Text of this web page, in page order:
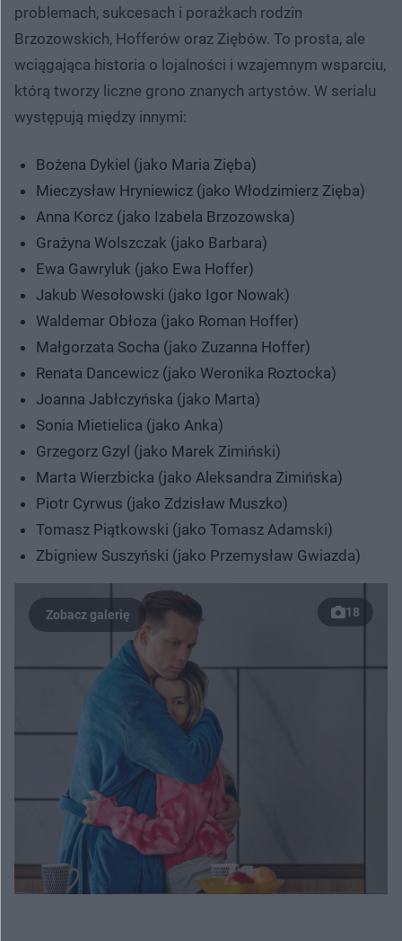
problemach, sukcesach i porażkach rodzin
Brzozowskich, Hofferów oraz Ziębów. To prosta, ale
wciągająca historia o lojalności i wzajemnym wsparciu,
którą tworzy liczne grono znanych artystów. W serialu
występują między innymi:
Bożena Dykiel (jako Maria Zięba)
Mieczysław Hryniewicz (jako Włodzimierz Zięba)
Anna Korcz (jako Izabela Brzozowska)
Grażyna Wolszczak (jako Barbara)
Ewa Gawryluk (jako Ewa Hoffer)
Jakub Wesołowski (jako Igor Nowak)
Waldemar Obłoza (jako Roman Hoffer)
Małgorzata Socha (jako Zuzanna Hoffer)
Renata Dancewicz (jako Weronika Roztocka)
Joanna Jabłczyńska (jako Marta)
Sonia Mietielica (jako Anka)
Grzegorz Gzyl (jako Marek Zimiński)
Marta Wierzbicka (jako Aleksandra Zimińska)
Piotr Cyrwus (jako Zdzisław Muszko)
Tomasz Piątkowski (jako Tomasz Adamski)
Zbigniew Suszyński (jako Przemysław Gwiazda)
18